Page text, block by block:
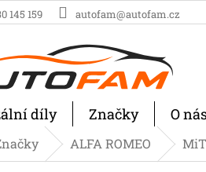
145 159 autofam@autofam.cz
díly Značky O
ALFA ROMEO